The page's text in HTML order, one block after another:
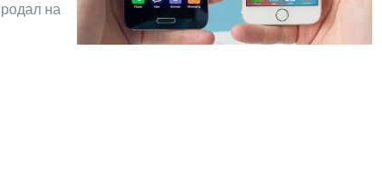
на